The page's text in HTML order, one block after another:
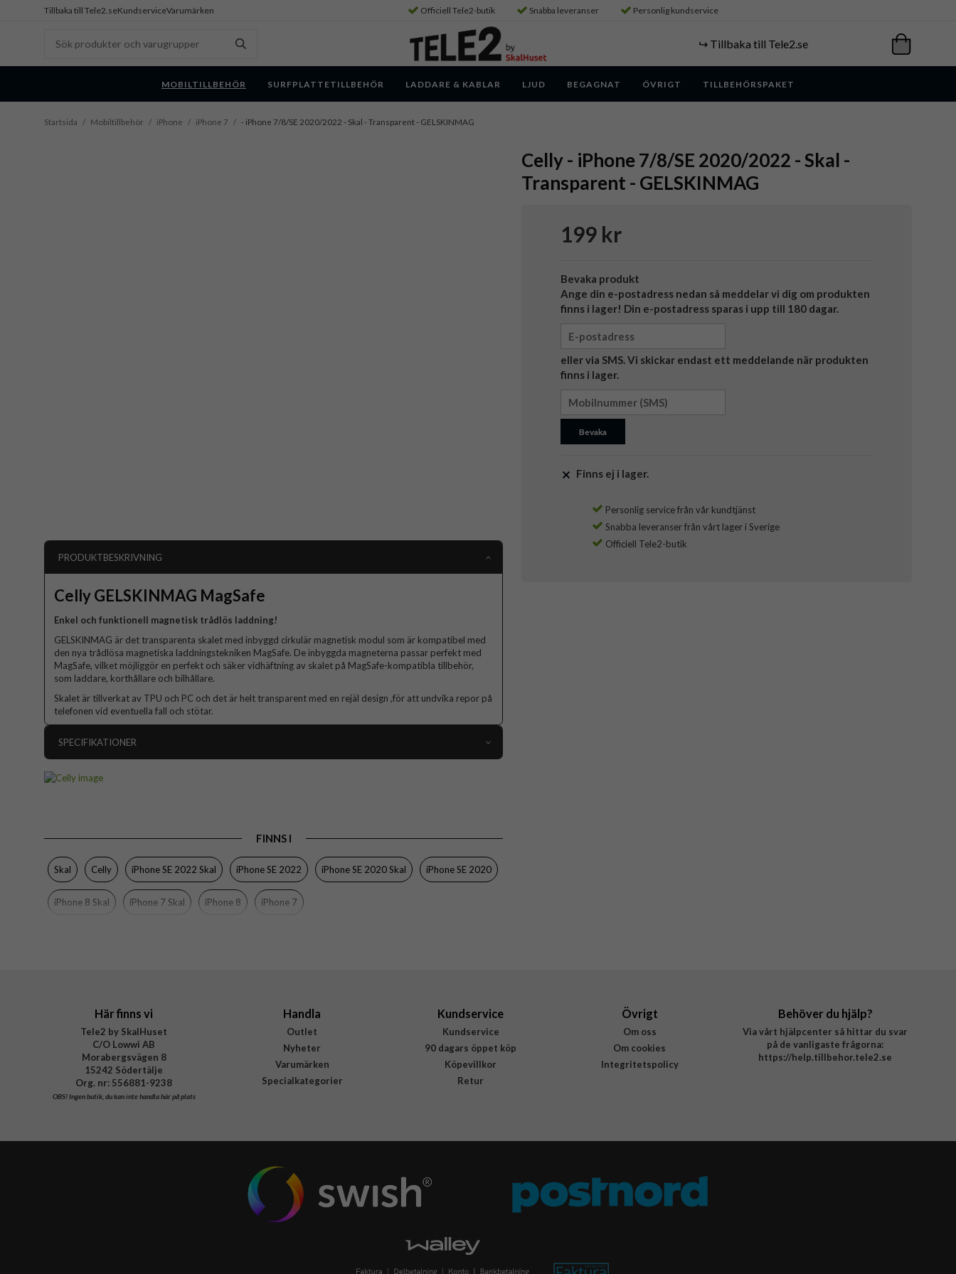
Tillbaka till Tele2.seKundserviceVarumärken Officiell Tele2-butik Snabba leveranser Personlig kundservice
↪️ Tillbaka till Tele2.se
MOBILTILLBEHÖR SURFPLATTETILLBEHÖR LADDARE & KABLAR LJUD BEGAGNAT ÖVRIGT TILLBEHÖRSPAKET
Startsida / Mobiltillbehör / iPhone / iPhone 7 / - iPhone 7/8/SE 2020/2022 - Skal - Transparent - GELSKINMAG
Celly - iPhone 7/8/SE 2020/2022 - Skal -
Transparent - GELSKINMAG
199 kr
Bevaka produkt
Ange din e-postadress nedan så meddelar vi dig om produkten
finns i lager! Din e-postadress sparas i upp till 180 dagar.
eller via SMS. Vi skickar endast ett meddelande när produkten
finns i lager.
Bevaka
Finns ej i lager.
Personlig service från vår kundtjänst
Snabba leveranser från vårt lager i Sverige
Officiell Tele2-butik
PRODUKTBESKRIVNING
Celly GELSKINMAG MagSafe
Enkel och funktionell magnetisk trådlös laddning!
GELSKINMAG är det transparenta skalet med inbyggd cirkulär magnetisk modul som är kompatibel med
den nya trådlösa magnetiska laddningstekniken MagSafe. De inbyggda magneterna passar perfekt med
MagSafe, vilket möjliggör en perfekt och säker vidhäftning av skalet på MagSafe-kompatibla tillbehör,
som laddare, korthållare och bilhållare.
Skalet är tillverkat av TPU och PC och det är helt transparent med en rejäl design ,för att undvika repor på
telefonen vid eventuella fall och stötar.
SPECIFIKATIONER
Egenskaper
MagSafe-kompatibel
Färg
Genomskinlig
Material
Hårdplast (PC), Mjukplast (TPU)
Varumärke
FINNS I
Skal Celly iPhone SE 2022 Skal iPhone SE 2022 iPhone SE 2020 Skal iPhone SE 2020
iPhone 8 Skal iPhone 7 Skal iPhone 8 iPhone 7
Här finns vi
Tele2 by SkalHuset
C/O Lowwi AB
Morabergsvägen 8
15242 Södertälje
Org. nr: 556881-9238
OBS!Ingen butik, du kan inte handla här på plats
Handla
Outlet
Nyheter
Varumärken
Specialkategorier
Kundservice
Kundservice
90 dagars öppet köp
Köpevillkor
Retur
Övrigt
Om oss
Om cookies
Integritetspolicy
Behöver du hjälp?
Via vårt hjälpcenter så hittar du svar
på de vanligaste frågorna:
https://help.tillbehor.tele2.se